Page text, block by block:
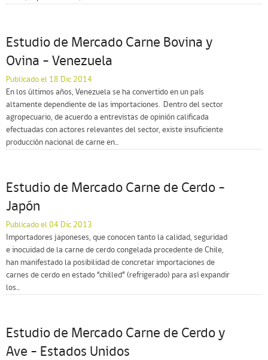
Estudio de Mercado Carne Bovina y
Ovina – Venezuela
Publicado el 18 Dic 2014
En los últimos años, Venezuela se ha convertido en un país
altamente dependiente de las importaciones. Dentro del sector
agropecuario, de acuerdo a entrevistas de opinión calificada
efectuadas con actores relevantes del sector, existe insuficiente
producción nacional de carne en...
Estudio de Mercado Carne de Cerdo –
Japón
Publicado el 04 Dic 2013
Importadores japoneses, que conocen tanto la calidad, seguridad
e inocuidad de la carne de cerdo congelada procedente de Chile,
han manifestado la posibilidad de concretar importaciones de
carnes de cerdo en estado “chilled” (refrigerado) para así expandir
los...
Estudio de Mercado Carne de Cerdo y
Ave – Estados Unidos